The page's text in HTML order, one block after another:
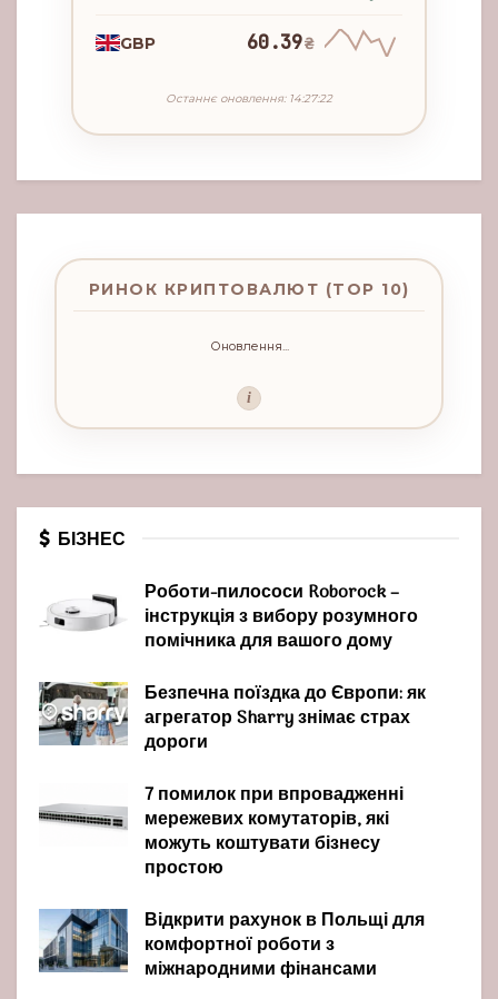
GBP 60.39₴
Останнє оновлення: 14:27:22
РИНОК КРИПТОВАЛЮТ (TOP 10)
Оновлення...
i
БІЗНЕС
Роботи-пилососи Roborock –
інструкція з вибору розумного
помічника для вашого дому
Безпечна поїздка до Європи: як
агрегатор Sharry знімає страх
дороги
7 помилок при впровадженні
мережевих комутаторів, які
можуть коштувати бізнесу
простою
Відкрити рахунок в Польщі для
комфортної роботи з
міжнародними фінансами